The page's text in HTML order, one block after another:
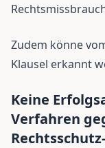
Zudem könne
Klausel erkannt
Keine
Verfahren